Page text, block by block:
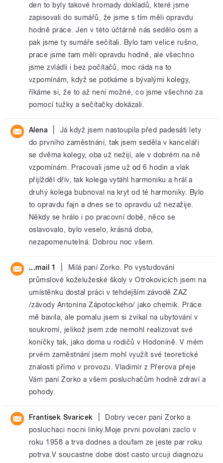
den to byly takové hromady dokladů, které jsme
zapisovali do sumářů, že jsme s tím měli opravdu
hodně práce. Jen v této účtárně nás sedělo osm a
pak jsme ty sumáře sečítali. Bylo tam velice rušno,
prace jsme tam měli opravdu hodně, ale všechno
jsme zvládli i bez počítačů, moc ráda na to
vzpomínám, když se potkáme s bývalými kolegy,
říkáme si, že to až není možné, co jsme všechno za
pomocí tužky a sečítačky dokázali.
Alena
Já když jsem nastoupila před padesáti lety
do prvního zaměstnání, tak jsem seděla v kanceláři
se dvěma kolegy, oba už nežijí, ale v dobrém na ně
vzpomínám. Pracovali jsme už od 6 hodin a vlak
přijížděl dřív, tak kolega vytáhl harmoniku a hrál a
druhý kolega bubnoval na kryt od té harmoniky. Bylo
to opravdu fajn a dnes se to opravdu už nezažije.
Někdy se hrálo i po pracovní době, něco se
oslavovalo, bylo veselo, krásná doba,
nezapomenutelná. Dobrou noc všem.
...mail 1
Milá paní Zorko. Po vystudování
průmslové koželužeské školy v Otrokovicích jsem na
umístěnku dostal práci v tehdejším závodě ZAZ
/závody Antonína Zápotockého/ jako chemik. Práce
mě bavila, ale pomalu jsem si zvikal na ubytování v
soukromí, jelikož jsem zde nemohl realizovat své
koníčky tak, jako doma u rodičů v Hodoníně. V mém
prvém zaměstnání jsem mohl využít své teoretické
znalosti přímo v provozu. Vladimír z Přerova přeje
Vám paní Zorko a všem posluchačům hodně zdraví a
pohody.
Frantisek Svaricek
Dobry vecer pani Zorko a
posluchaci nocni linky.Moje prvni povolani zaclo v
roku 1958 a trva dodnes a doufam ze jeste par roku
potrva.V soucastne dobe dost casto urcuji diagnozu